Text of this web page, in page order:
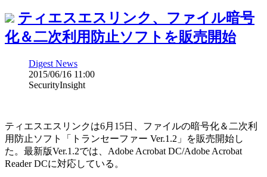
ティエスエスリンク、ファイル暗号
化＆二次利用防止ソフトを販売開始
Digest News
2015/06/16 11:00
SecurityInsight
ティエスエスリンクは6月15日、ファイルの暗号化＆二次利
用防止ソフト「トランセーファー Ver.1.2」を販売開始し
た。最新版Ver.1.2では、Adobe Acrobat DC/Adobe Acrobat
Reader DCに対応している。